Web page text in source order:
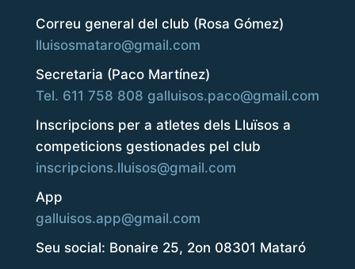
Correu general del club (Rosa Gómez)
lluisosmataro@gmail.com
Secretaria (Paco Martínez)
Tel. 611 758 808 galluisos.paco@gmail.com
Inscripcions per a atletes dels Lluïsos a
competicions gestionades pel club
inscripcions.lluisos@gmail.com
App
galluisos.app@gmail.com
Seu social: Bonaire 25, 2on 08301 Mataró